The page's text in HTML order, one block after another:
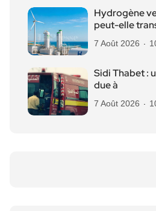
Hydrogène
peut-elle
7 Août 2026
Sidi Thabet :
due à
7 Août 2026